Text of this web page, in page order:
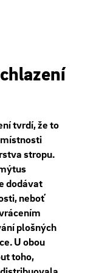
tvrdí, že to
stropu.
dodávat
neboť
plošných
U obou
toho,